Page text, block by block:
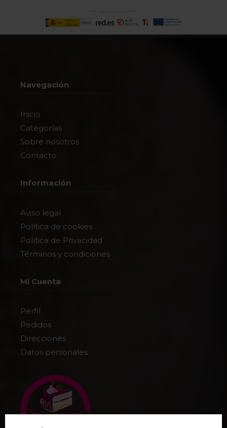
Navegación
Inicio
Categorías
Sobre nosotros
Contacto
Información
Aviso legal
Política de cookies
Política de Privacidad
Términos y condiciones
Mi Cuenta
Perfil
Pedidos
Direcciones
Datos personales